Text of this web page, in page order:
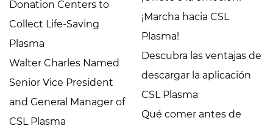
Donation Centers to
Collect Life-Saving
Plasma
Walter Charles Named
Senior Vice President
and General Manager of
CSL Plasma
¡Marcha hacia CSL
Plasma!
Descubra las ventajas de
descargar la aplicación
CSL Plasma
Qué comer antes de